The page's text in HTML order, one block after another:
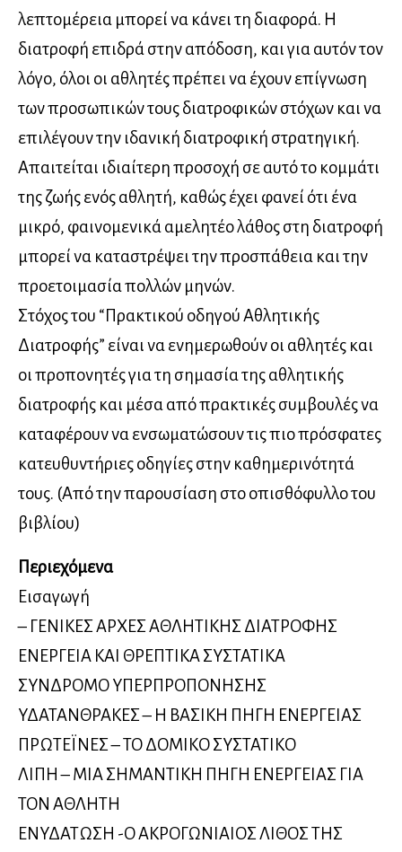
λεπτομέρεια μπορεί να κάνει τη διαφορά. Η
διατροφή επιδρά στην απόδοση, και για αυτόν τον
λόγο, όλοι οι αθλητές πρέπει να έχουν επίγνωση
των προσωπικών τους διατροφικών στόχων και να
επιλέγουν την ιδανική διατροφική στρατηγική.
Απαιτείται ιδιαίτερη προσοχή σε αυτό το κομμάτι
της ζωής ενός αθλητή, καθώς έχει φανεί ότι ένα
μικρό, φαινομενικά αμελητέο λάθος στη διατροφή
μπορεί να καταστρέψει την προσπάθεια και την
προετοιμασία πολλών μηνών.
Στόχος του “Πρακτικού οδηγού Αθλητικής
Διατροφής” είναι να ενημερωθούν οι αθλητές και
οι προπονητές για τη σημασία της αθλητικής
διατροφής και μέσα από πρακτικές συμβουλές να
καταφέρουν να ενσωματώσουν τις πιο πρόσφατες
κατευθυντήριες οδηγίες στην καθημερινότητά
τους. (Από την παρουσίαση στο οπισθόφυλλο του
βιβλίου)
Περιεχόμενα
Εισαγωγή
– ΓΕΝΙΚΕΣ ΑΡΧΕΣ ΑΘΛΗΤΙΚΗΣ ΔΙΑΤΡΟΦΗΣ
ΕΝΕΡΓΕΙΑ ΚΑΙ ΘΡΕΠΤΙΚΑ ΣΥΣΤΑΤΙΚΑ
ΣΥΝΔΡΟΜΟ ΥΠΕΡΠΡΟΠΟΝΗΣΗΣ
ΥΔΑΤΑΝΘΡΑΚΕΣ – Η ΒΑΣΙΚΗ ΠΗΓΗ ΕΝΕΡΓΕΙΑΣ
ΠΡΩΤΕΪΝΕΣ – ΤΟ ΔΟΜΙΚΟ ΣΥΣΤΑΤΙΚΟ
ΛΙΠΗ – ΜΙΑ ΣΗΜΑΝΤΙΚΗ ΠΗΓΗ ΕΝΕΡΓΕΙΑΣ ΓΙΑ
ΤΟΝ ΑΘΛΗΤΗ
ΕΝΥΔΑΤΩΣΗ -Ο ΑΚΡΟΓΩΝΙΑΙΟΣ ΛΙΘΟΣ ΤΗΣ